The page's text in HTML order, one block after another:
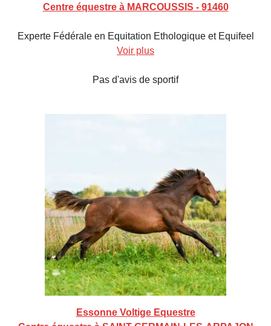
Centre équestre à MARCOUSSIS - 91460
Experte Fédérale en Equitation Ethologique et Equifeel
Voir plus
Pas d'avis de sportif
Essonne Voltige Equestre